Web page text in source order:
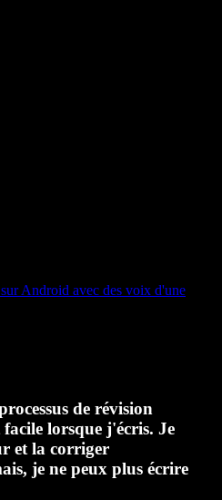
Android avec des voix d'une
de révision
lorsque j'écris. Je
et la corriger
je ne peux plus écrire